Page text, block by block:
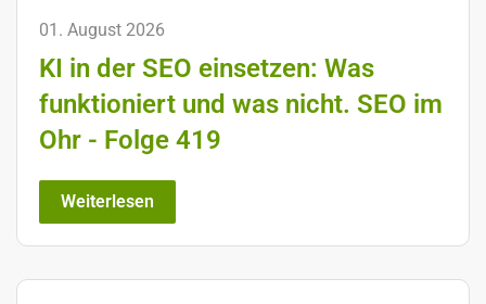
01. August 2026
KI in der SEO einsetzen: Was
funktioniert und was nicht. SEO im
Ohr - Folge 419
Weiterlesen